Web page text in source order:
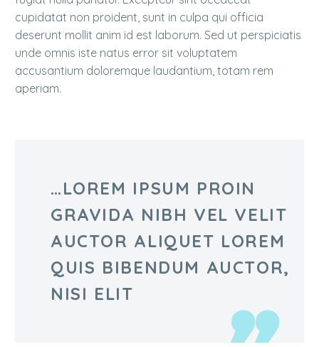
cupidatat non proident, sunt in culpa qui officia
deserunt mollit anim id est laborum. Sed ut perspiciatis
unde omnis iste natus error sit voluptatem
accusantium doloremque laudantium, totam rem
aperiam.
…LOREM IPSUM PROIN
GRAVIDA NIBH VEL VELIT
AUCTOR ALIQUET LOREM
QUIS BIBENDUM AUCTOR,
NISI ELIT